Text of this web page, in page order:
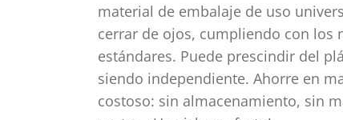
material de embalaje de uso
cerrar de ojos, cumpliendo con los
estándares. Puede prescindir del
siendo independiente. Ahorre en
costoso: sin almacenamiento, sin